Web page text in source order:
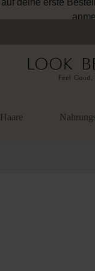
Kostenloser
Haare